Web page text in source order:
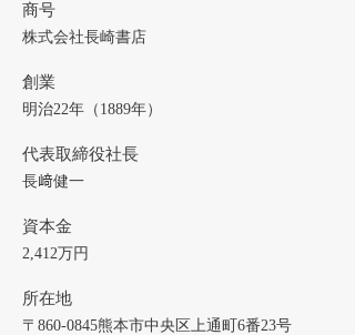
商号
株式会社長崎書店
創業
明治22年（1889年）
代表取締役社長
長﨑健一
資本金
2,412万円
所在地
〒860-0845熊本市中央区上通町6番23号